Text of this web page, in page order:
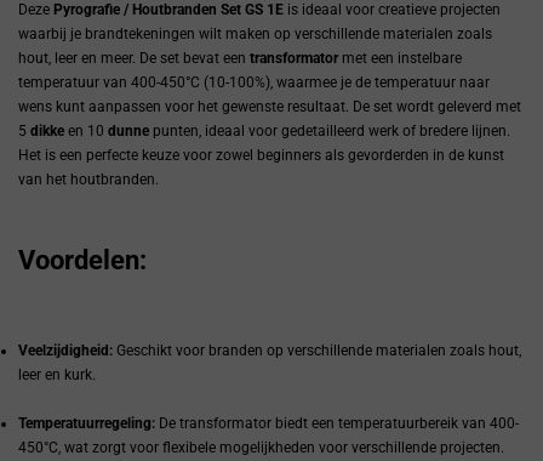
Deze Pyrografie / Houtbranden Set GS 1E is ideaal voor creatieve projecten
waarbij je brandtekeningen wilt maken op verschillende materialen zoals
hout, leer en meer. De set bevat een transformator met een instelbare
temperatuur van 400-450°C (10-100%), waarmee je de temperatuur naar
wens kunt aanpassen voor het gewenste resultaat. De set wordt geleverd met
5 dikke en 10 dunne punten, ideaal voor gedetailleerd werk of bredere lijnen.
Het is een perfecte keuze voor zowel beginners als gevorderden in de kunst
van het houtbranden.
Voordelen:
Veelzijdigheid: Geschikt voor branden op verschillende materialen zoals hout,
leer en kurk.
Temperatuurregeling: De transformator biedt een temperatuurbereik van 400-
450°C, wat zorgt voor flexibele mogelijkheden voor verschillende projecten.